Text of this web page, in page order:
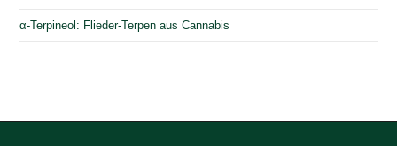
α-Terpineol: Flieder-Terpen aus Cannabis